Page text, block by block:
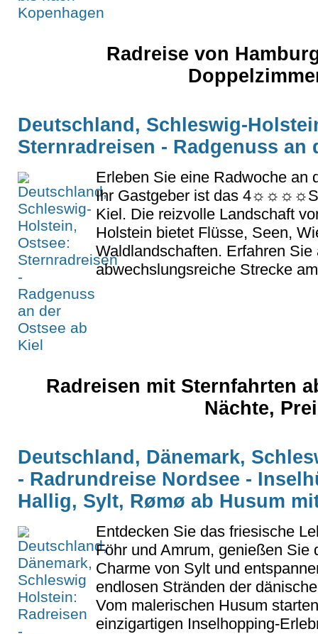
Radreise von
Deutschland, Schleswig-
Sternradreisen - Radgenuss an
Erleben Sie eine Radwoche an
Ihr Gastgeber ist das
Kiel. Die reizvolle Landschaft
Holstein bietet Flüsse, Seen,
Waldlandschaften. Erfahren
abwechslungsreiche Strecke
Radreisen mit Sternfahrten
Nächte,
Deutschland, Dänemark,
- Radrundreise Nordsee -
Hallig, Sylt, Rømø ab Husum
Entdecken Sie das friesische
Föhr und Amrum, genießen Sie
Charme von Sylt und
endlosen Stränden der
Vom malerischen Husum
einzigartigen Inselhopping-